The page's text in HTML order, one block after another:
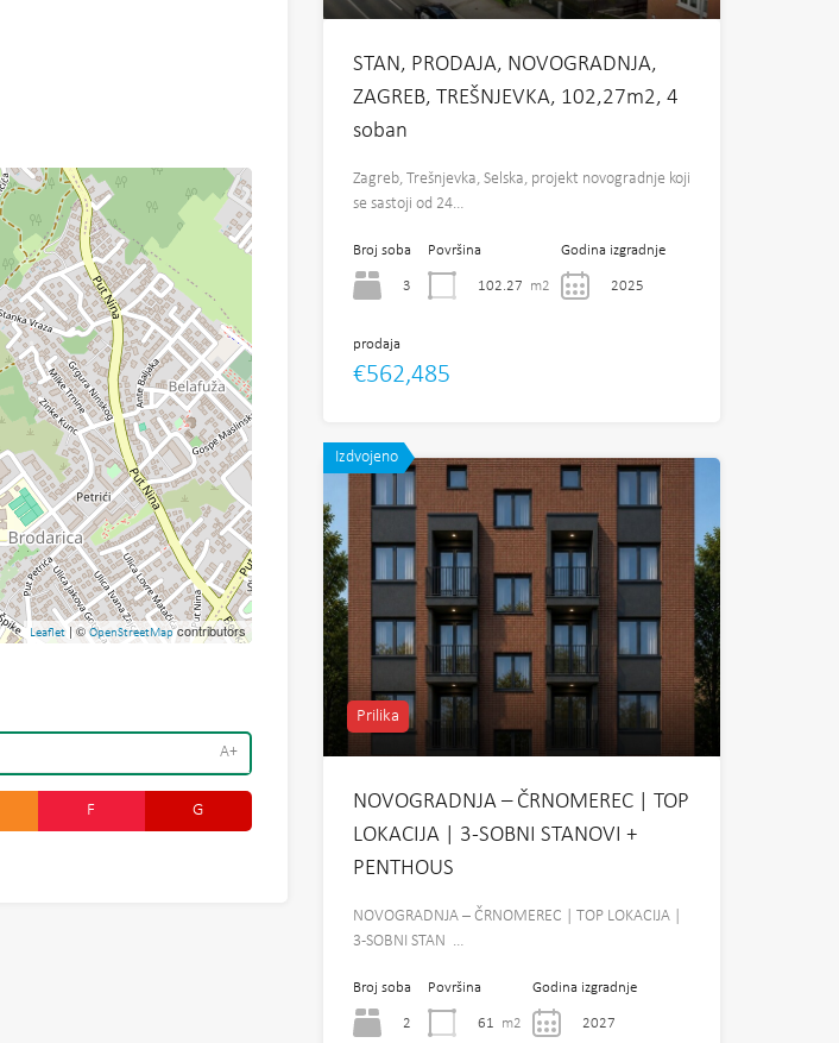
Leaflet| ©OpenStreetMapcontributors
A+
F G
STAN, PRODAJA, NOVOGRADNJA,
ZAGREB, TREŠNJEVKA, 102,27m2, 4
soban
Zagreb, Trešnjevka, Selska, projekt novogradnje koji
se sastoji od 24…
Broj soba
3
Površina
102.27 m2
Godina izgradnje
2025
prodaja
€562,485
Izdvojeno
Prilika
NOVOGRADNJA – ČRNOMEREC | TOP
LOKACIJA | 3-SOBNI STANOVI +
PENTHOUS
NOVOGRADNJA – ČRNOMEREC | TOP LOKACIJA |
3-SOBNI STAN …
Broj soba
2
Površina
61 m2
Godina izgradnje
2027